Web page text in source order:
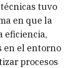
tuvo
en que la
eficiencia,
en el entorno
procesos